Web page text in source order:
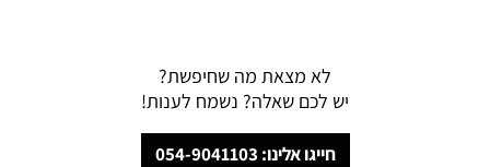
לא מצאת מה שחיפשת?
יש לכם שאלה? נשמח לענות!
חייגו אלינו: 054-9041103